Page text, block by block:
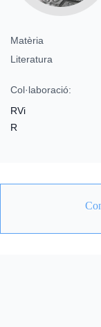
Matèria
Literatura
Col·laboració:
RVi
R